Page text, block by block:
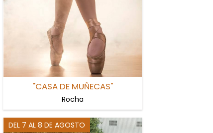
"CASA DE MUÑECAS"
Rocha
DEL 7 AL 8 DE AGOSTO